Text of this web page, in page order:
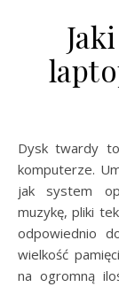
Dysk twardy to niezwykle ważne urządzenie w każdym
komputerze.
jak system
muzykę, pliki
odpowiednio
wielkość
na ogromną